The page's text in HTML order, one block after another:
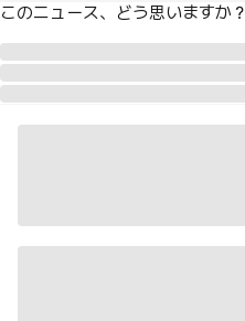
このニュース、どう思いますか？